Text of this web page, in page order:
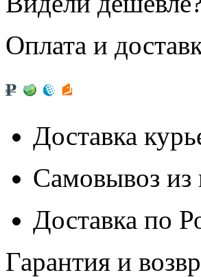
Оплата и
Доставка
Самовывоз из
Доставка по
Гарантия и